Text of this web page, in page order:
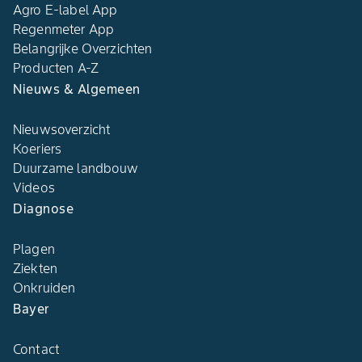
Agro E-label App
Regenmeter App
Belangrijke Overzichten
Producten A-Z
Nieuws & Algemeen
Nieuwsoverzicht
Koeriers
Duurzame landbouw
Videos
Diagnose
Plagen
Ziekten
Onkruiden
Bayer
Contact